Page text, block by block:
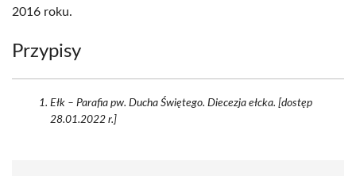
2016 roku.
Przypisy
Ełk – Parafia pw. Ducha Świętego. Diecezja ełcka. [dostęp
28.01.2022 r.]